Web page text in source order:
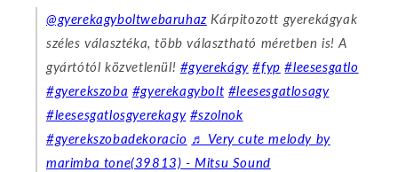
@gyerekagyboltwebaruhazKárpitozott gyerekágyak
széles választéka, több választható méretben is! A
gyártótól közvetlenül! #gyerekágy #fyp #leesesgatlo
#gyerekszoba #gyerekagybolt #leesesgatlosagy
#leesesgatlosgyerekagy #szolnok
#gyerekszobadekoracio ♬ Very cute melody by
marimba tone(39813) - Mitsu Sound